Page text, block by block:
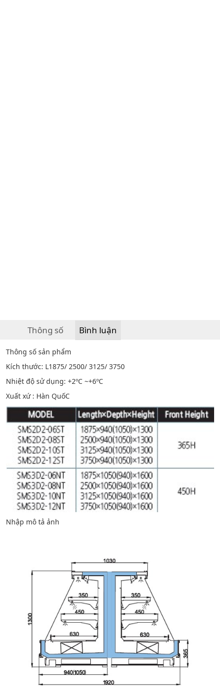
Thông số Bình luận
Thông số sản phẩm
Kích thước: L1875/ 2500/ 3125/ 3750
Nhiệt độ sử dụng: +2ºC ~+6ºC
Xuất xứ : Hàn QuốC
Nhập mô tả ảnh